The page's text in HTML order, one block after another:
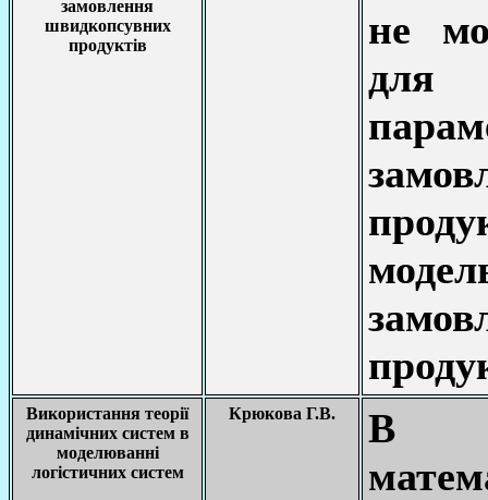
замовлення
швидкопсувних
продуктів
не
для
Використання теорії
динамічних систем в
моделюванні
логістичних систем
Крюкова Г.В.
В